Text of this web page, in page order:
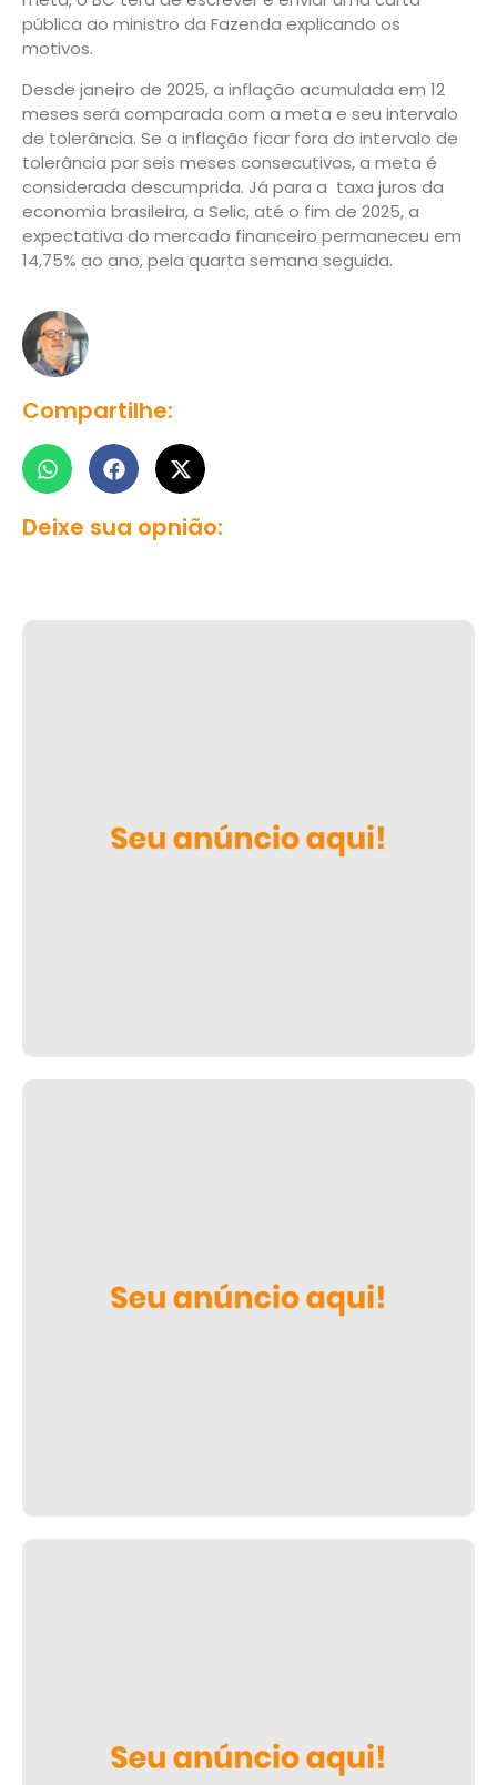
pública ao ministro da Fazenda explicando os
motivos.
Desde janeiro de 2025, a inflação acumulada em 12
meses será comparada com a meta e seu intervalo
de tolerância. Se a inflação ficar fora do intervalo de
tolerância por seis meses consecutivos, a meta é
considerada descumprida. Já para a taxa juros da
economia brasileira, a Selic, até o fim de 2025, a
expectativa do mercado financeiro permaneceu em
14,75% ao ano, pela quarta semana seguida.
Compartilhe:
Deixe sua opnião: